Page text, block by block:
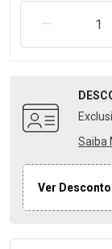
REMOVER
Saiba
Ver